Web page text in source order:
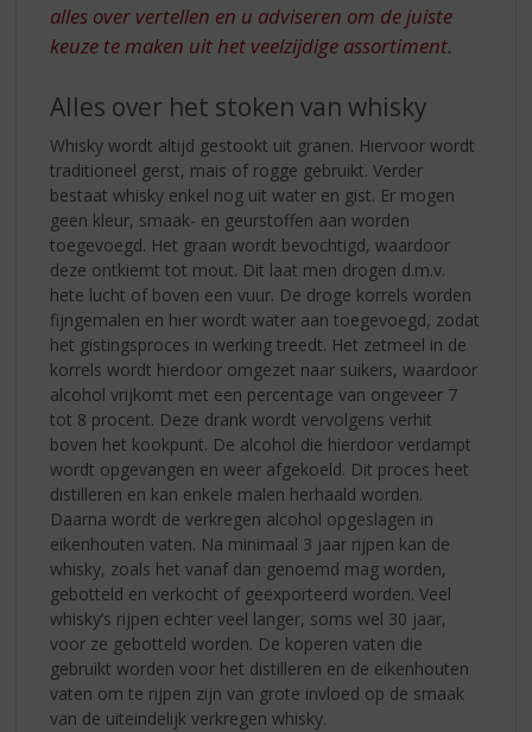
alles over vertellen en u adviseren om de juiste
keuze te maken uit het veelzijdige assortiment.
Alles over het stoken van whisky
Whisky wordt altijd gestookt uit granen. Hiervoor wordt
traditioneel gerst, mais of rogge gebruikt. Verder
bestaat whisky enkel nog uit water en gist. Er mogen
geen kleur, smaak- en geurstoffen aan worden
toegevoegd. Het graan wordt bevochtigd, waardoor
deze ontkiemt tot mout. Dit laat men drogen d.m.v.
hete lucht of boven een vuur. De droge korrels worden
fijngemalen en hier wordt water aan toegevoegd, zodat
het gistingsproces in werking treedt. Het zetmeel in de
korrels wordt hierdoor omgezet naar suikers, waardoor
alcohol vrijkomt met een percentage van ongeveer 7
tot 8 procent. Deze drank wordt vervolgens verhit
boven het kookpunt. De alcohol die hierdoor verdampt
wordt opgevangen en weer afgekoeld. Dit proces heet
distilleren en kan enkele malen herhaald worden.
Daarna wordt de verkregen alcohol opgeslagen in
eikenhouten vaten. Na minimaal 3 jaar rijpen kan de
whisky, zoals het vanaf dan genoemd mag worden,
gebotteld en verkocht of geëxporteerd worden. Veel
whisky’s rijpen echter veel langer, soms wel 30 jaar,
voor ze gebotteld worden. De koperen vaten die
gebruikt worden voor het distilleren en de eikenhouten
vaten om te rijpen zijn van grote invloed op de smaak
van de uiteindelijk verkregen whisky.